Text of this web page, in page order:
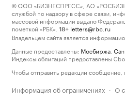
© ООО «БИЗНЕСПРЕСС», АО
службой по надзору в сфере связи,
массовой информации выдано
пометкой «РБК».
18+ letters@rbc.ru
Владельцем сайта является
Данные предоставлены: Мосбиржа
Индексы облигаций предоставлены
Чтобы отправить редакции сообщение,
Информация об ограничениях · О